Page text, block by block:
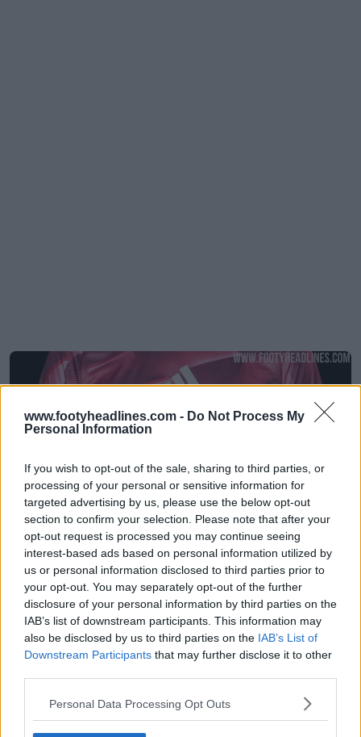
www.footyheadlines.com - Do Not Process My
Personal Information
If you wish to opt-out of the sale, sharing to third parties, or
processing of your personal or sensitive information for
targeted advertising by us, please use the below opt-out
section to confirm your selection. Please note that after your
opt-out request is processed you may continue seeing
interest-based ads based on personal information utilized by
us or personal information disclosed to third parties prior to
your opt-out. You may separately opt-out of the further
disclosure of your personal information by third parties on the
IAB’s list of downstream participants. This information may
also be disclosed by us to third parties on the IAB’s List of
Downstream Participants that may further disclose it to other
Personal Data Processing Opt Outs
Esclusiva: filtrata la maglia pre-partita del
Liverpool 2027
5 1 0 318 1h